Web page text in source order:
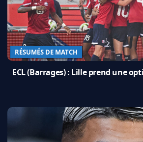
RÉSUMÉS DE MATCH
ECL (Barrages) : Lille prend une